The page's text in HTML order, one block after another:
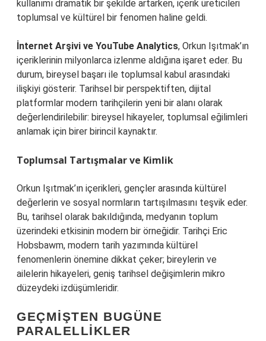
kullanımı dramatik bir şekilde artarken, içerik üreticileri
toplumsal ve kültürel bir fenomen haline geldi.
İnternet Arşivi ve YouTube Analytics, Orkun Işıtmak’ın
içeriklerinin milyonlarca izlenme aldığına işaret eder. Bu
durum, bireysel başarı ile toplumsal kabul arasındaki
ilişkiyi gösterir. Tarihsel bir perspektiften, dijital
platformlar modern tarihçilerin yeni bir alanı olarak
değerlendirilebilir: bireysel hikayeler, toplumsal eğilimleri
anlamak için birer birincil kaynaktır.
Toplumsal Tartışmalar ve Kimlik
Orkun Işıtmak’ın içerikleri, gençler arasında kültürel
değerlerin ve sosyal normların tartışılmasını teşvik eder.
Bu, tarihsel olarak bakıldığında, medyanın toplum
üzerindeki etkisinin modern bir örneğidir. Tarihçi Eric
Hobsbawm, modern tarih yazımında kültürel
fenomenlerin önemine dikkat çeker; bireylerin ve
ailelerin hikayeleri, geniş tarihsel değişimlerin mikro
düzeydeki izdüşümleridir.
GEÇMIŞTEN BUGÜNE
PARALELLIKLER